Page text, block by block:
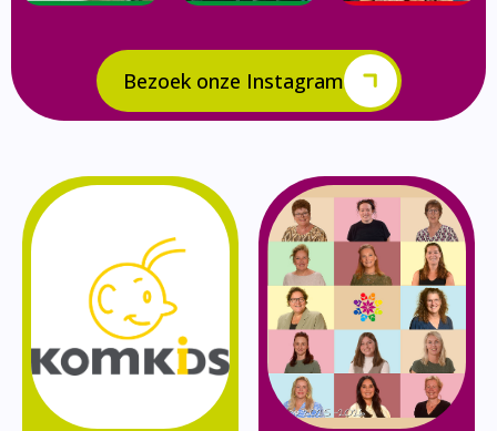
Bezoek onze Instagram